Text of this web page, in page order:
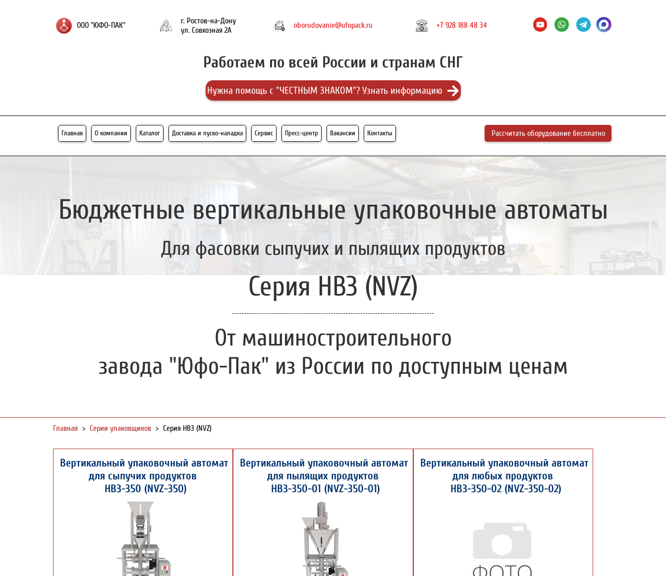
ООО "ЮФО-ПАК"
г. Ростов-на-Дону
ул. Совхозная 2А
oborudovanie@ufopack.ru +7 928 188 48 34
Работаем по всей России и странам СНГ
Нужна помощь с "ЧЕСТНЫМ ЗНАКОМ"? Узнать информацию
Главная О компании Каталог Доставка и пуско-наладка Сервис Пресс-центр Вакансии Контакты Рассчитать оборудование бесплатно
Бюджетные вертикальные упаковочные автоматы
Для фасовки сыпучих и пылящих продуктов
Серия НВЗ (NVZ)
От машиностроительного
завода "Юфо-Пак" из России по доступным ценам
Главная > Серии упаковщиков > Серия НВЗ (NVZ)
Вертикальный упаковочный автомат
для сыпучих продуктов
НВЗ-350 (NVZ-350)
Вертикальный упаковочный автомат
для пылящих продуктов
НВЗ-350-01 (NVZ-350-01)
Вертикальный упаковочный автомат
для любых продуктов
НВЗ-350-02 (NVZ-350-02)